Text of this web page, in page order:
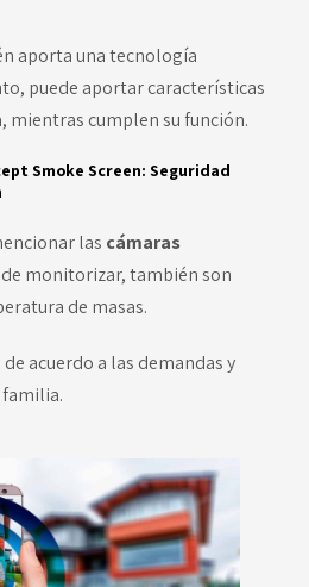
aporta una tecnología
puede aportar características
mientras cumplen su función.
Smoke Screen: Seguridad
las cámaras
monitorizar, también son
de masas.
acuerdo a las demandas y